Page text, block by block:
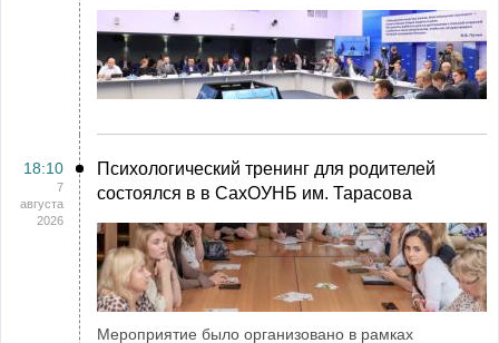
18:10
7
августа
2026
Психологический тренинг для родителей
состоялся в в СахОУНБ им. Тарасова
Мероприятие было организовано в рамках